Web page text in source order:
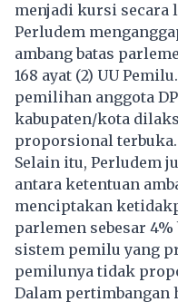
menjadi kursi secara
Perludem
ambang batas
168 ayat (2) UU
pemilihan anggota
kabupaten/kota
proporsional terbuka.
Selain itu, Perludem
antara ketentuan
menciptakan
parlemen sebesar
sistem pemilu yang
pemilunya tidak
Dalam pertimbangan